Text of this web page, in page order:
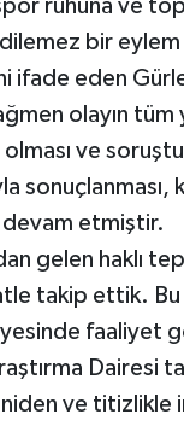
spor ruhuna ve
bir
ifade eden
olayın tüm
olması ve
sonuçlanması,
etmiştir.
gelen haklı
takip ettik.
faaliyet
Dairesi
ve titizlikle